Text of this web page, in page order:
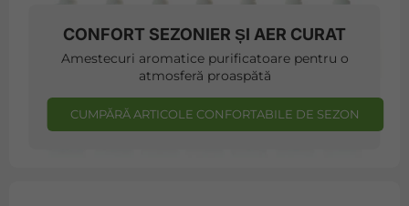
CONFORT SEZONIER ȘI AER CURAT
Amestecuri aromatice purificatoare pentru o
atmosferă proaspătă
CUMPĂRĂ ARTICOLE CONFORTABILE DE SEZON